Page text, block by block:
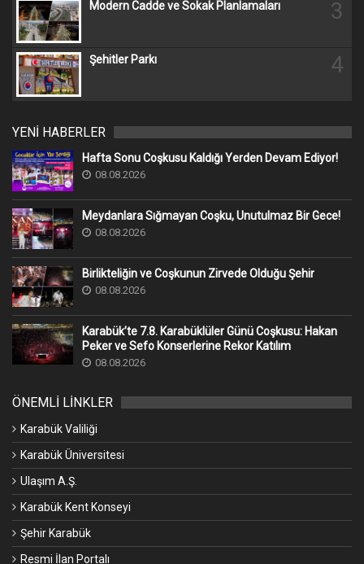
Modern Cadde ve Sokak Planlamaları 3
Şehitler Parkı 4
YENİ HABERLER
Hafta Sonu Coşkusu Kaldığı Yerden Devam Ediyor!
08.08.2026
Meydanlara Sığmayan Coşku, Unutulmaz Bir Gece!
08.08.2026
Birlikteliğin ve Coşkunun Zirvede Olduğu Şehir
08.08.2026
Karabük’te 7.8. Karabüklüler Günü Coşkusu: Hakan
Peker ve Sefo Konserlerine Rekor Katılım
08.08.2026
ÖNEMLİ LİNKLER
Karabük Valiliği
Karabük Üniversitesi
Ulaşım A.Ş.
Karabük Kent Konseyi
Şehir Karabük
Resmi İlan Portalı